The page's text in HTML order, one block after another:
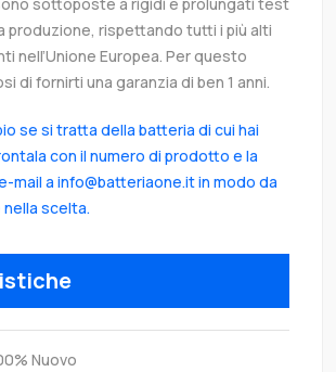
sottoposte a rigidi e prolungati test
produzione, rispettando tutti i più alti
nell’Unione Europea. Per questo
di fornirti una garanzia di ben 1 anni.
se si tratta della batteria di cui hai
con il numero di prodotto e la
mail a info@batteriaone.it in modo da
scelta.
Nuovo